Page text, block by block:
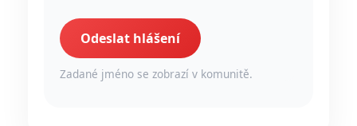
Odeslat hlášení
Zadané jméno se zobrazí v komunitě.